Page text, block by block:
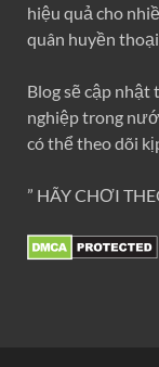
hiệu quả cho
quân huyền
Blog sẽ cập nhật
nghiệp trong
có thể theo dõi
” HÃY CHƠI